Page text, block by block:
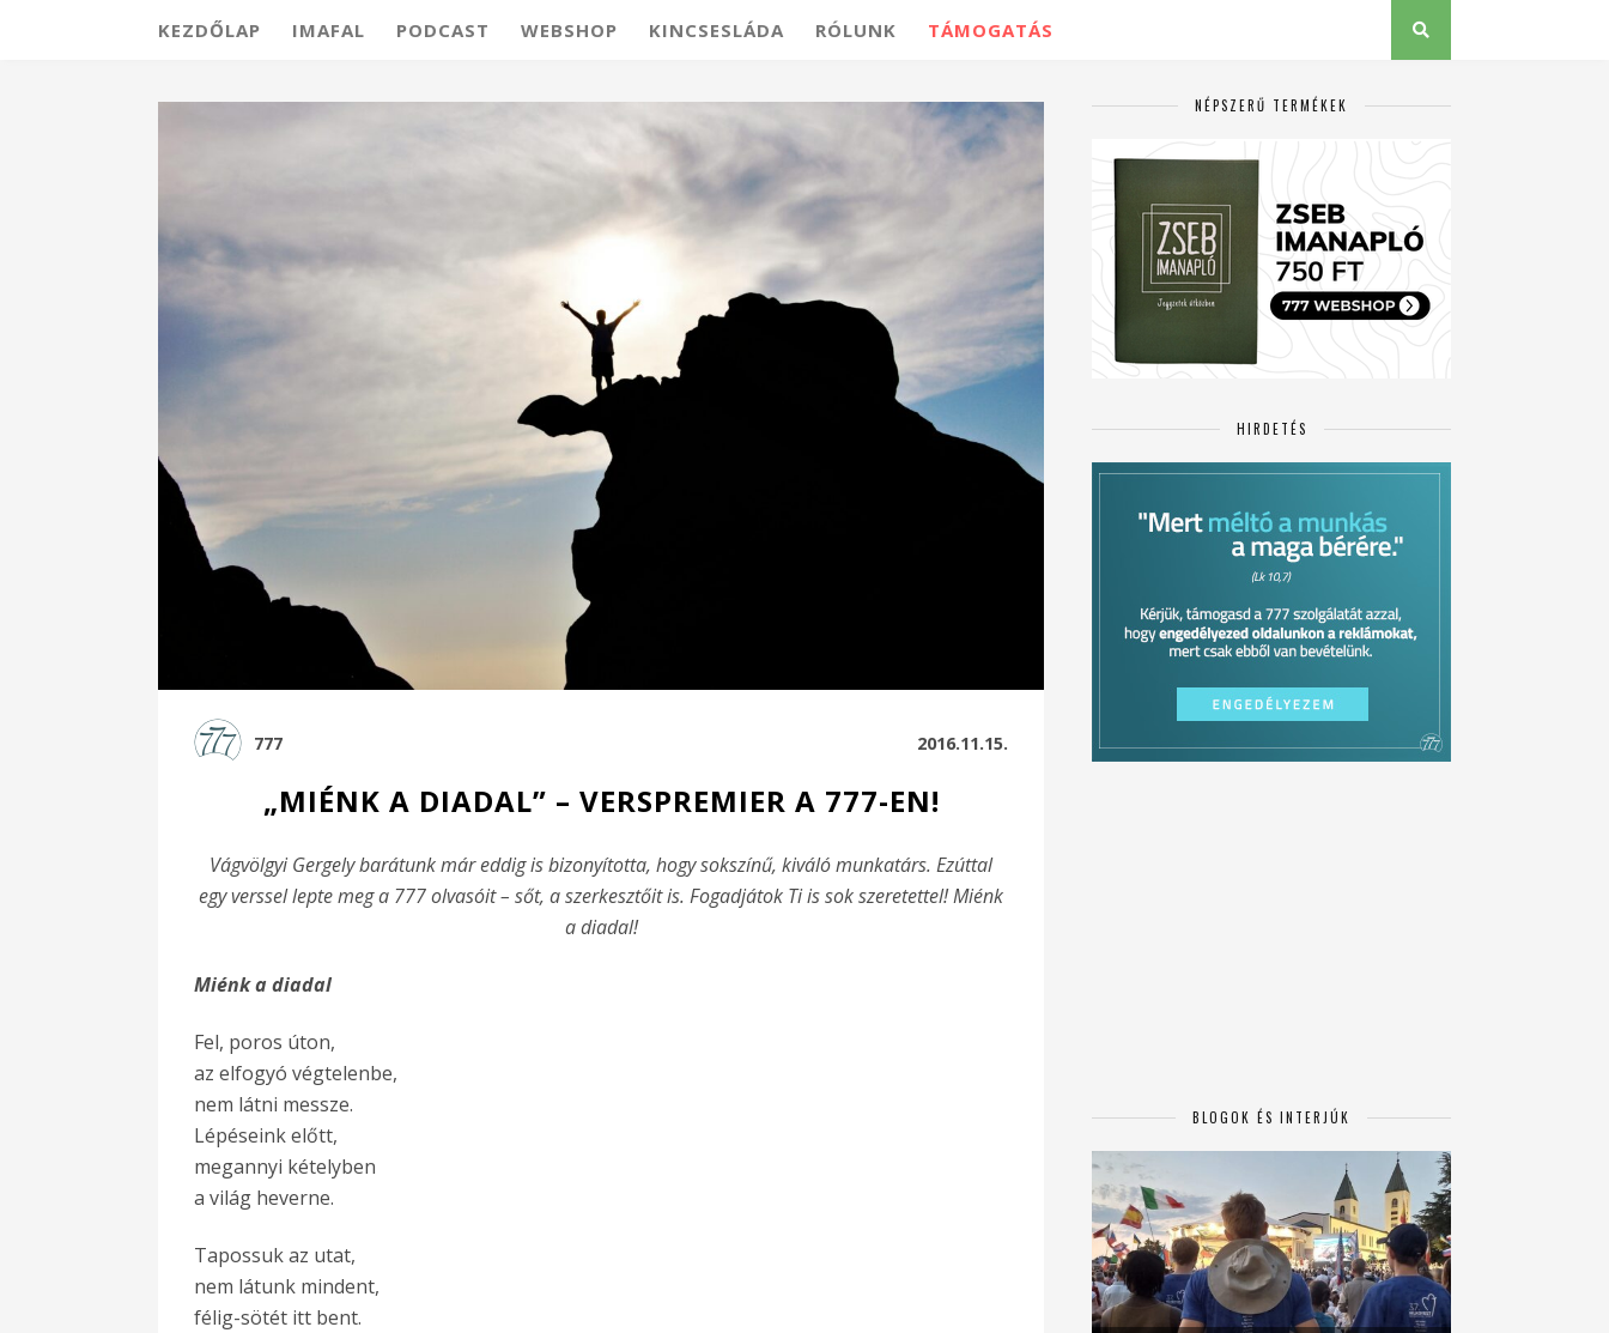
KEZDŐLAP IMAFAL PODCAST WEBSHOP KINCSESLÁDA RÓLUNK TÁMOGATÁS
777 2016.11.15.
„MIÉNK A DIADAL” – VERSPREMIER A 777-EN!
Vágvölgyi Gergely barátunk már eddig is bizonyította, hogy sokszínű, kiváló munkatárs. Ezúttal
egy verssel lepte meg a 777 olvasóit – sőt, a szerkesztőit is. Fogadjátok Ti is sok szeretettel! Miénk
a diadal!
Miénk a diadal
Fel, poros úton,
az elfogyó végtelenbe,
nem látni messze.
Lépéseink előtt,
megannyi kételyben
a világ heverne.
Tapossuk az utat,
nem látunk mindent,
félig-sötét itt bent.
NÉPSZERŰ TERMÉKEK
HIRDETÉS
BLOGOK ÉS INTERJÚK